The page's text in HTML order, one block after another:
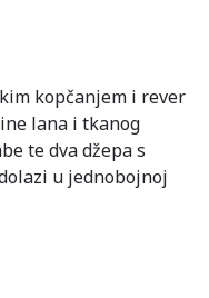
kopčanjem i rever
lana i tkanog
te dva džepa s
u jednobojnoj